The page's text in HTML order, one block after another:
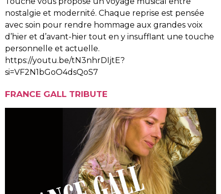
nostalgie et modernité. Chaque reprise est pensée
avec soin pour rendre hommage aux grandes voix
d’hier et d’avant-hier tout en y insufflant une touche
personnelle et actuelle.
https://youtu.be/tN3nhrDIjtE?
si=VF2N1bGoO4dsQoS7
FRANCE GALL TRIBUTE